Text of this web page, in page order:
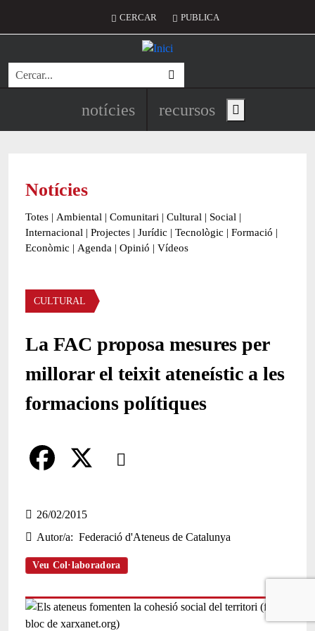
Menú del compte d'usuari
CERCAR PUBLICA
Cerca
Navegació principal de
notícies recursos Show main menu
Notícies
Totes | Ambiental | Comunitari | Cultural | Social |
Internacional | Projectes | Jurídic | Tecnològic | Formació |
Econòmic | Agenda | Opinió | Vídeos
Àmbit de la notícia
CULTURAL
La FAC proposa mesures per
millorar el teixit ateneístic a les
formacions polítiques
Comparteix
a
c
e
o
26/02/2015
Autor/a
Federació d'Ateneus de Catalunya
Veu Col·laboradora